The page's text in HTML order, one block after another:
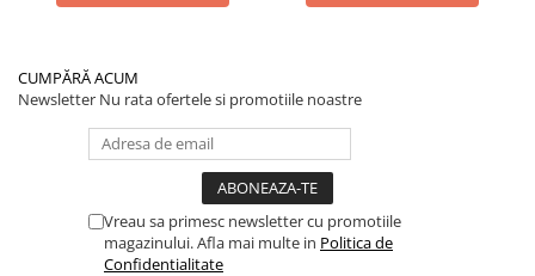
CUMPĂRĂ ACUM
Newsletter Nu rata ofertele si promotiile noastre
Vreau sa primesc newsletter cu promotiile
magazinului. Afla mai multe in Politica de
Confidentialitate